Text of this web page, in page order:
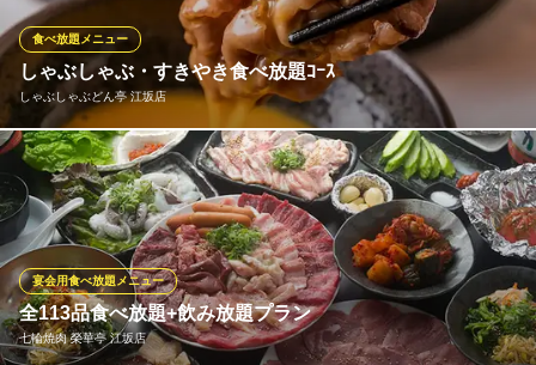
ク・ワインも飲み放題♪※時期により価格変動する場合がありま
す。
good spoon 江坂公園店
江坂イタリアンカフェ
大阪メトロ御堂筋線江坂駅 徒歩2分
大阪府吹田市江坂町1-19-38
しゃぶしゃぶ・すきやき食べ放題ｺｰｽ
しゃぶしゃぶどん亭 江坂店
食べ放題メニュー
お肉はもちろん、鍋野菜、ごはん、うどん、中華麺、香の物が食
べ放題になるコースをご用意いたしました！ご予算やお好みのお
肉に合わせてお選びいただけます。特別な日にもそうでない日に
も大満足必至の食べ放題を、是非ご利用ください♪
しゃぶしゃぶどん亭 江坂店
しゃぶしゃぶ・すきやき
大阪メトロ御堂筋線江坂駅 徒歩2分
全113品食べ放題+飲み放題プラン
七輪焼肉 榮華亭 江坂店
宴会用食べ放題メニュー